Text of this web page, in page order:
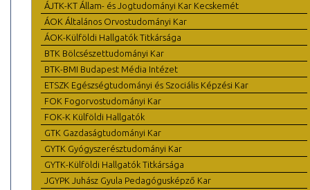
ÁJTK-KT Állam- és Jogtudományi Kar Kecskemét
ÁOK Általános Orvostudományi Kar
ÁOK-Külföldi Hallgatók Titkársága
BTK Bölcsészettudományi Kar
BTK-BMI Budapest Média Intézet
ETSZK Egészségtudományi és Szociális Képzési Kar
FOK Fogorvostudományi Kar
FOK-K Külföldi Hallgatók
GTK Gazdaságtudományi Kar
GYTK Gyógyszerésztudományi Kar
GYTK-Külföldi Hallgatók Titkársága
JGYPK Juhász Gyula Pedagógusképző Kar